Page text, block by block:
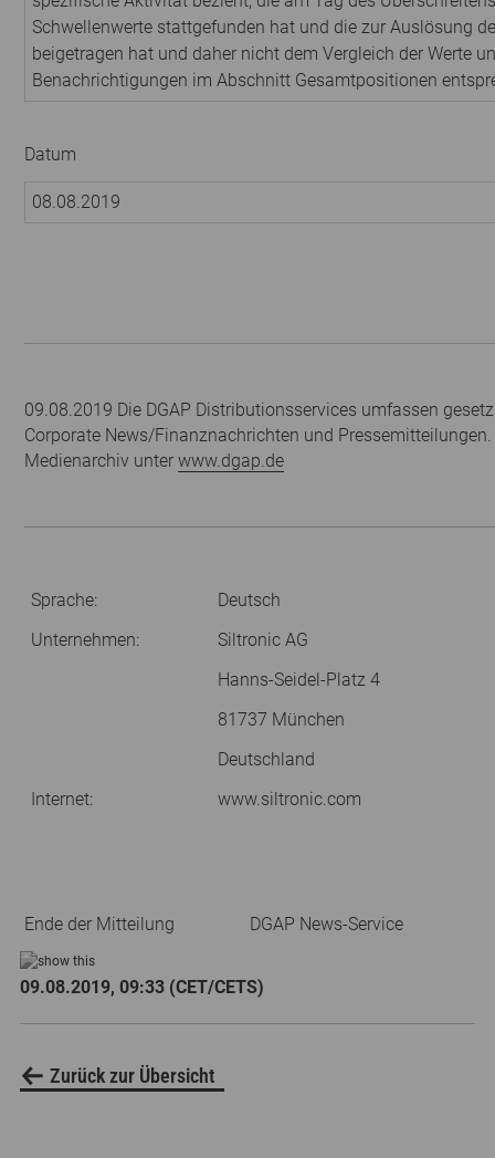
Schwellenwerte stattgefunden hat und die zur Auslösung
beigetragen hat und daher nicht dem Vergleich der Werte
Benachrichtigungen im Abschnitt Gesamtpositionen
Datum
08.08.2019
09.08.2019 Die DGAP Distributionsservices umfassen
Corporate News/Finanznachrichten und Pressemitteilungen.
Medienarchiv unter www.dgap.de
Sprache:
Deutsch
Unternehmen:
Siltronic AG
Hanns-Seidel-Platz 4
81737 München
Deutschland
Internet:
www.siltronic.com
Ende der Mitteilung DGAP News-Service
09.08.2019, 09:33 (CET/CETS)
Zurück zur Übersicht